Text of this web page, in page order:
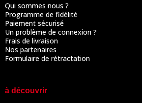
Qui sommes nous ?
Programme de fidélité
Paiement sécurisé
Un problème de connexion ?
Frais de livraison
Nos partenaires
Formulaire de rétractation
à découvrir